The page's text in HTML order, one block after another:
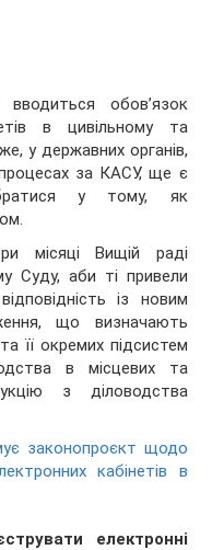
обов’язок
в цивільному та
у державних органів,
процесах за КАСУ, ще є
у тому, як
місяці Вищій раді
Суду, аби ті привели
із новим
що визначають
її окремих підсистем
в місцевих та
з діловодства
законопроєкт щодо
кабінетів в
електронні